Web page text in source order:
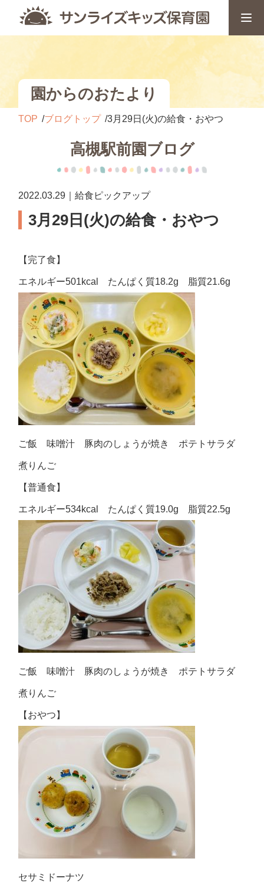
園からのおたより
TOP ブログトップ 3月29日(火)の給食・おやつ
高槻駅前園ブログ
2022.03.29｜給食ピックアップ
3月29日(火)の給食・おやつ
【完了食】
エネルギー501kcal たんぱく質18.2g 脂質21.6g
ご飯 味噌汁 豚肉のしょうが焼き ポテトサラダ
煮りんご
【普通食】
エネルギー534kcal たんぱく質19.0g 脂質22.5g
ご飯 味噌汁 豚肉のしょうが焼き ポテトサラダ
煮りんご
【おやつ】
セサミドーナツ